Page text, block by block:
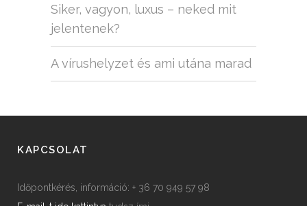
Siker, vagyon, luxus – neked mit
jelentenek?
A vírushelyzet és ami utána marad
KAPCSOLAT
Időpontkérés, információ: + 36 70 949 57 98